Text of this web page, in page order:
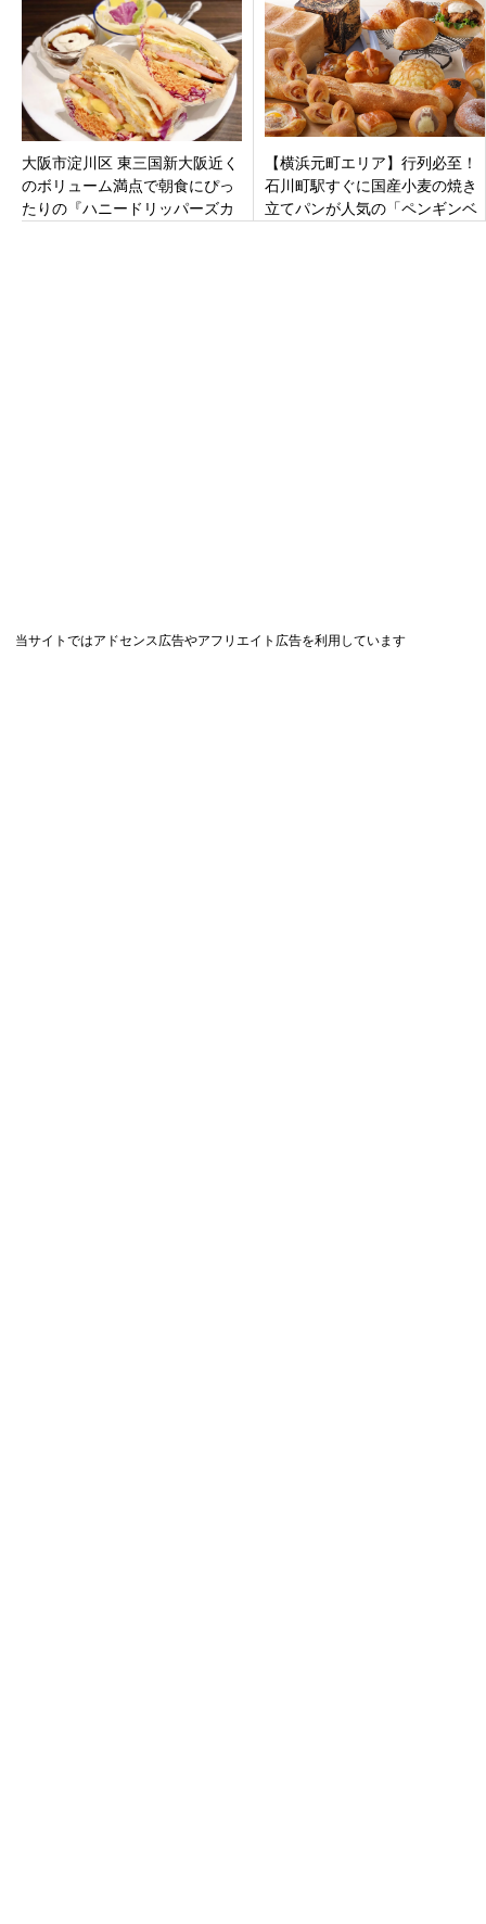
日オープン
大阪市淀川区 東三国新大阪近く
のボリューム満点で朝食にぴっ
たりの『ハニードリッパーズカ
【横浜元町エリア】行列必至！
石川町駅すぐに国産小麦の焼き
立てパンが人気の「ペンギンベ
当サイトではアドセンス広告やアフリエイト広告を利用しています